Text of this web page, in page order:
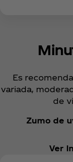
Es
variada,
de
Zumo de
Ver